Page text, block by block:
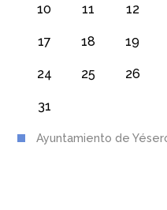
10 11 12
17 18 19
24 25 26
31
Ayuntamiento de